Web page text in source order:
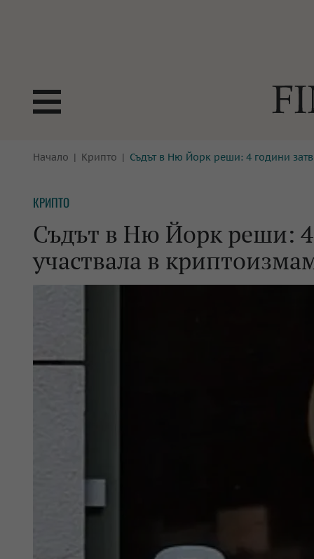
БОРСИ
КРИПТО
БАНКИ
ПАРИТЕ
ЗАСТРАХОВАНЕ
МРЕЖАТА
ИМОТИ
Начало Крипто Съдът в Ню Йорк реши: 4 години
КРИПТО
Съдът в Ню Йорк реши: 4
участвала в